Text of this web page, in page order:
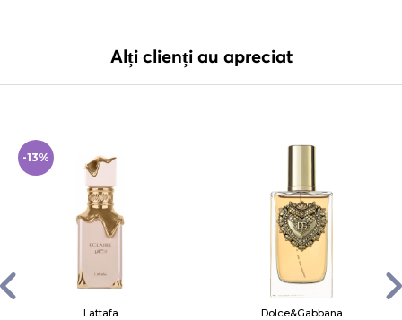
Alți clienți au apreciat
-13%
Lattafa Dolce&Gabbana